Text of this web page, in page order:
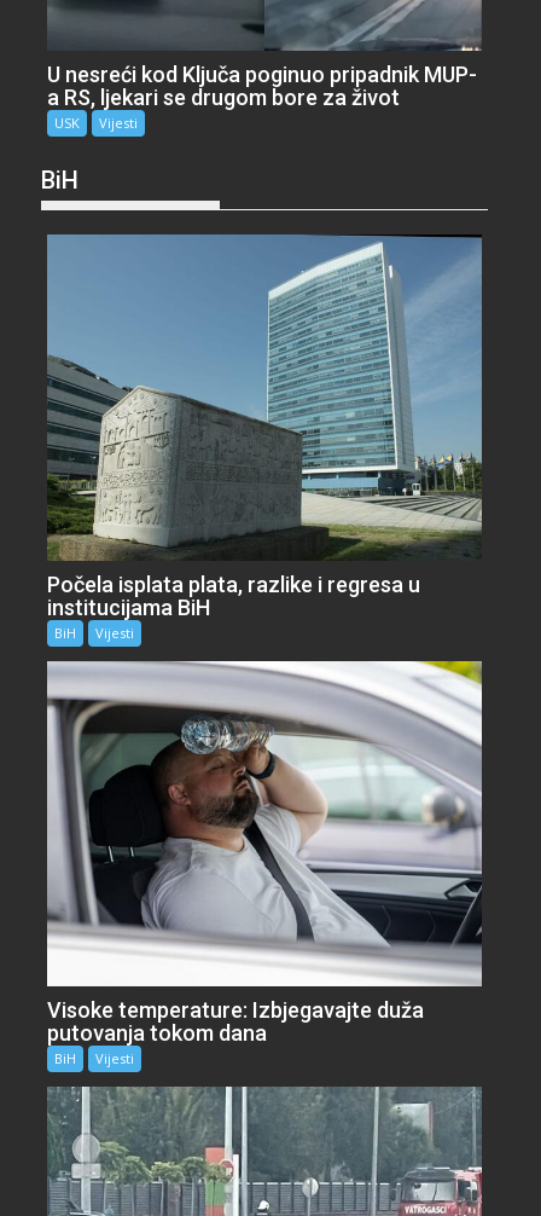
U nesreći kod Ključa poginuo pripadnik MUP-
a RS, ljekari se drugom bore za život
USK Vijesti
BiH
Počela isplata plata, razlike i regresa u
institucijama BiH
BiH Vijesti
Visoke temperature: Izbjegavajte duža
putovanja tokom dana
BiH Vijesti